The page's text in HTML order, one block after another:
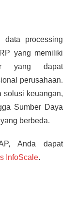
processing
yang memiliki
yang dapat
perusahaan.
solusi keuangan,
Sumber Daya
berbeda.
Anda dapat
InfoScale.